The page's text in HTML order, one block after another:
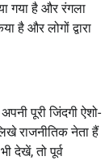
गया है और रंगला
है और लोगों द्वारा
पूरी जिंदगी ऐशो-
राजनीतिक नेता हैं
देखें, तो पूर्व